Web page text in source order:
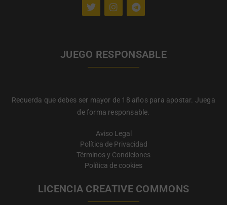
JUEGO RESPONSABLE
Recuerda que debes ser mayor de 18 años para apostar. Juega
de forma responsable.
Aviso Legal
Política de Privacidad
Términos y Condiciones
Política de cookies
LICENCIA CREATIVE COMMONS